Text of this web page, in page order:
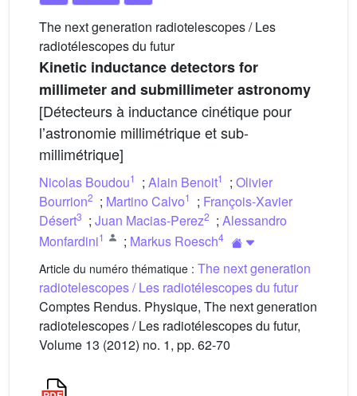
The next generation radiotelescopes / Les
radiotélescopes du futur
Kinetic inductance detectors for
millimeter and submillimeter astronomy
[Détecteurs à inductance cinétique pour
lʼastronomie millimétrique et sub-
millimétrique]
Nicolas Boudou1 ; Alain Benoit1 ; Olivier
Bourrion2 ; Martino Calvo1 ; François-Xavier
Désert3 ; Juan Macias-Perez2 ; Alessandro
Monfardini1 ; Markus Roesch4
Article du numéro thématique : The next generation
radiotelescopes / Les radiotélescopes du futur
Comptes Rendus. Physique, The next generation
radiotelescopes / Les radiotélescopes du futur,
Volume 13 (2012) no. 1, pp. 62-70